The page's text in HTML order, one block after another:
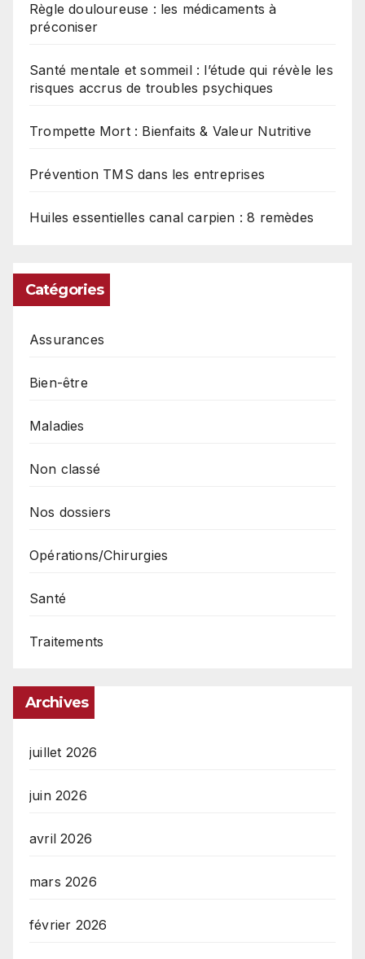
Règle douloureuse : les médicaments à
préconiser
Santé mentale et sommeil : l’étude qui révèle les
risques accrus de troubles psychiques
Trompette Mort : Bienfaits & Valeur Nutritive
Prévention TMS dans les entreprises
Huiles essentielles canal carpien : 8 remèdes
Catégories
Assurances
Bien-être
Maladies
Non classé
Nos dossiers
Opérations/Chirurgies
Santé
Traitements
Archives
juillet 2026
juin 2026
avril 2026
mars 2026
février 2026